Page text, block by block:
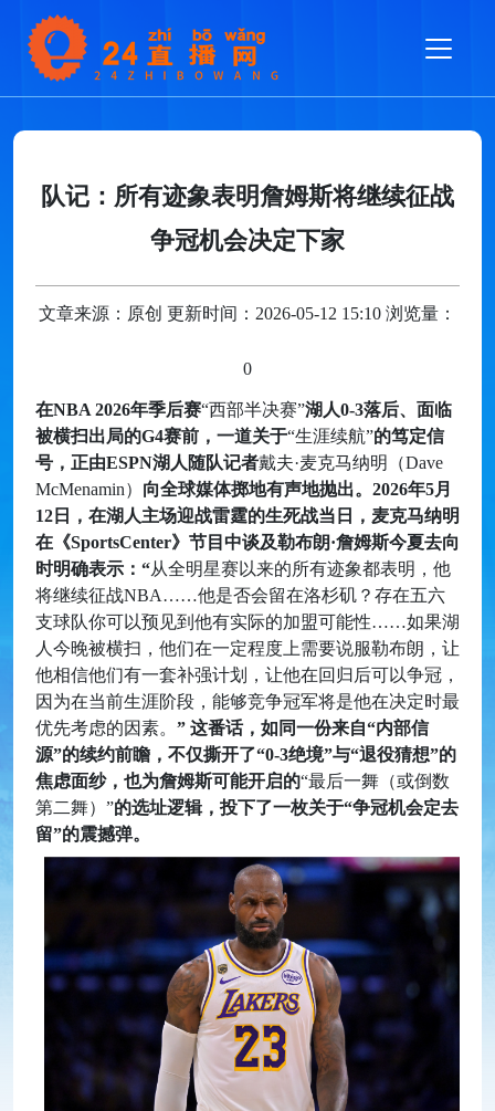
队记：所有迹象表明詹姆斯将继续征战
争冠机会决定下家
文章来源：原创 更新时间：2026-05-12 15:10 浏览量：
0
在NBA 2026年季后赛“西部半决赛”湖人0-3落后、面临
被横扫出局的G4赛前，一道关于“生涯续航”的笃定信
号，正由ESPN湖人随队记者戴夫·麦克马纳明（Dave
McMenamin） 向全球媒体掷地有声地抛出。2026年5月
12日，在湖人主场迎战雷霆的生死战当日，麦克马纳明
在《SportsCenter》节目中谈及勒布朗·詹姆斯今夏去向
时明确表示：“从全明星赛以来的所有迹象都表明，他
将继续征战NBA……他是否会留在洛杉矶？存在五六
支球队你可以预见到他有实际的加盟可能性……如果湖
人今晚被横扫，他们在一定程度上需要说服勒布朗，让
他相信他们有一套补强计划，让他在回归后可以争冠，
因为在当前生涯阶段，能够竞争冠军将是他在决定时最
优先考虑的因素。 ” 这番话，如同一份来自“内部信
源”的续约前瞻，不仅撕开了“0-3绝境”与“退役猜想”的
焦虑面纱，也为詹姆斯可能开启的“最后一舞（或倒数
第二舞）”的选址逻辑，投下了一枚关于“争冠机会定去
留”的震撼弹。